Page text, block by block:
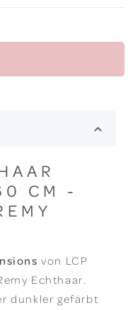
CM -
von LCP
Echthaar.
dunkler gefärbt